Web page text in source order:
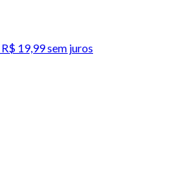
R$ 19,99sem juros